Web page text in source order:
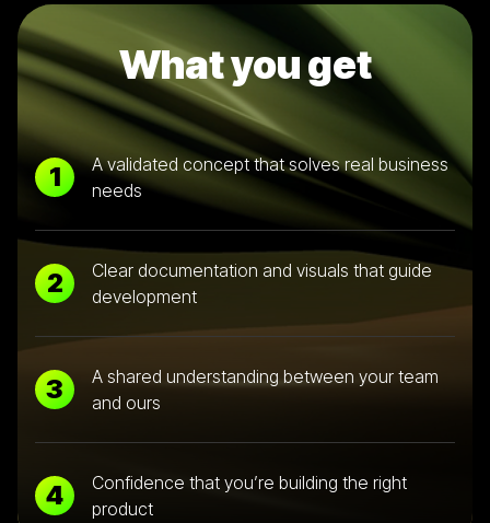
What you get
1
A validated concept that solves real business
needs
2
Clear documentation and visuals that guide
development
3
A shared understanding between your team
and ours
4
Confidence that you’re building the right
product